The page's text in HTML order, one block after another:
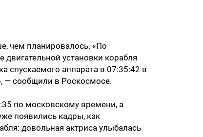
чем планировалось. «По
установки корабля
спускаемого аппарата в 07:35:42 в
— сообщили в Роскосмосе.
по московскому времени, а
появились кадры, как
довольная актриса улыбалась